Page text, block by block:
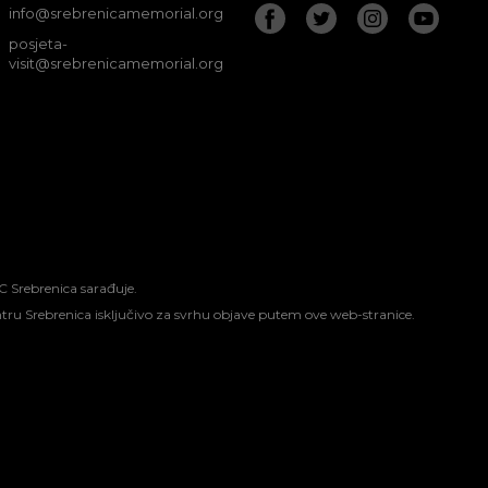
info@srebrenicamemorial.org
posjeta-
visit@srebrenicamemorial.org
Srebrenica sarađuje.
Srebrenica isključivo za svrhu objave putem ove web-stranice.